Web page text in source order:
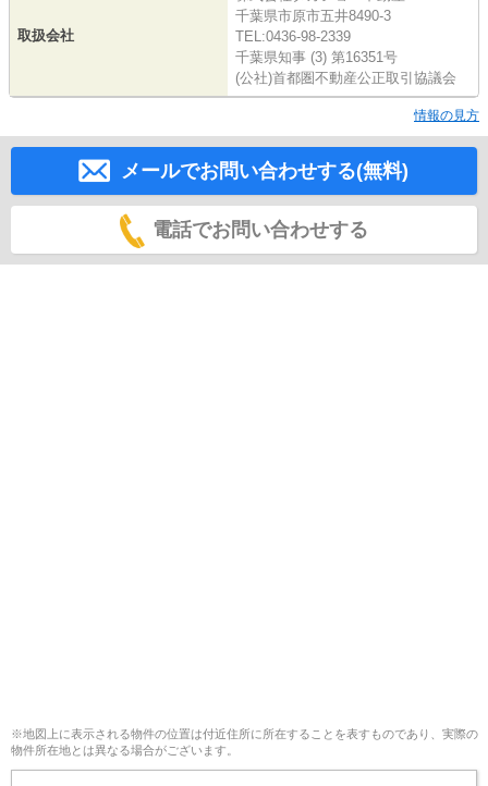
取扱会社
千葉県市原市五井8490-3
TEL:0436-98-2339
千葉県知事 (3) 第16351号
(公社)首都圏不動産公正取引協議会
情報の見方
メールでお問い合わせする(無料)
電話でお問い合わせする
※地図上に表示される物件の位置は付近住所に所在することを表すものであり、実際の
物件所在地とは異なる場合がございます。